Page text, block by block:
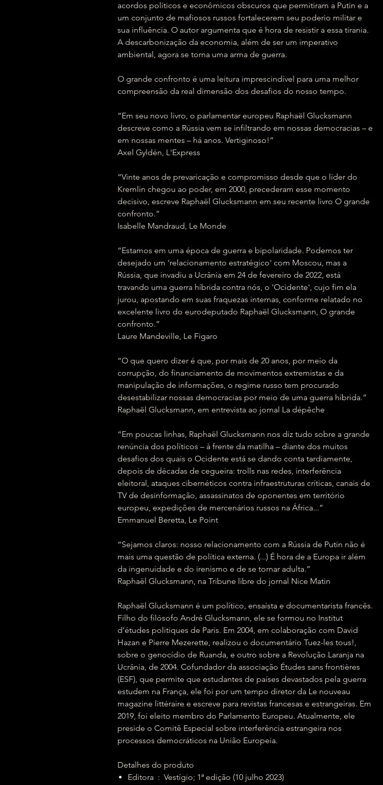
acordos políticos e econômicos obscuros que permitiram a Putin e a
um conjunto de mafiosos russos fortalecerem seu poderio militar e
sua influência. O autor argumenta que é hora de resistir a essa tirania.
A descarbonização da economia, além de ser um imperativo
ambiental, agora se torna uma arma de guerra.
O grande confronto é uma leitura imprescindível para uma melhor
compreensão da real dimensão dos desafios do nosso tempo.
“Em seu novo livro, o parlamentar europeu Raphaël Glucksmann
descreve como a Rússia vem se infiltrando em nossas democracias – e
em nossas mentes – há anos. Vertiginoso!”
Axel Gyldén, L'Express
“Vinte anos de prevaricação e compromisso desde que o líder do
Kremlin chegou ao poder, em 2000, precederam esse momento
decisivo, escreve Raphaël Glucksmann em seu recente livro O grande
confronto.”
Isabelle Mandraud, Le Monde
“Estamos em uma época de guerra e bipolaridade. Podemos ter
desejado um 'relacionamento estratégico' com Moscou, mas a
Rússia, que invadiu a Ucrânia em 24 de fevereiro de 2022, está
travando uma guerra híbrida contra nós, o 'Ocidente', cujo fim ela
jurou, apostando em suas fraquezas internas, conforme relatado no
excelente livro do eurodeputado Raphaël Glucksmann, O grande
confronto.”
Laure Mandeville, Le Figaro
“O que quero dizer é que, por mais de 20 anos, por meio da
corrupção, do financiamento de movimentos extremistas e da
manipulação de informações, o regime russo tem procurado
desestabilizar nossas democracias por meio de uma guerra híbrida.”
Raphaël Glucksmann, em entrevista ao jornal La dépêche
“Em poucas linhas, Raphaël Glucksmann nos diz tudo sobre a grande
renúncia dos políticos – à frente da matilha – diante dos muitos
desafios dos quais o Ocidente está se dando conta tardiamente,
depois de décadas de cegueira: trolls nas redes, interferência
eleitoral, ataques cibernéticos contra infraestruturas críticas, canais de
TV de desinformação, assassinatos de oponentes em território
europeu, expedições de mercenários russos na África...”
Emmanuel Beretta, Le Point
“Sejamos claros: nosso relacionamento com a Rússia de Putin não é
mais uma questão de política externa. (...) É hora de a Europa ir além
da ingenuidade e do irenismo e de se tornar adulta.”
Raphaël Glucksmann, na Tribune libre do jornal Nice Matin
Raphaël Glucksmann é um político, ensaísta e documentarista francês.
Filho do filósofo André Glucksmann, ele se formou no Institut
d’études politiques de Paris. Em 2004, em colaboração com David
Hazan e Pierre Mezerette, realizou o documentário Tuez-les tous!,
sobre o genocídio de Ruanda, e outro sobre a Revolução Laranja na
Ucrânia, de 2004. Cofundador da associação Études sans frontières
(ESF), que permite que estudantes de países devastados pela guerra
estudem na França, ele foi por um tempo diretor da Le nouveau
magazine littéraire e escreve para revistas francesas e estrangeiras. Em
2019, foi eleito membro do Parlamento Europeu. Atualmente, ele
preside o Comitê Especial sobre interferência estrangeira nos
processos democráticos na União Europeia.
Detalhes do produto
Editora ‏ : ‎ Vestígio; 1ª edição (10 julho 2023)